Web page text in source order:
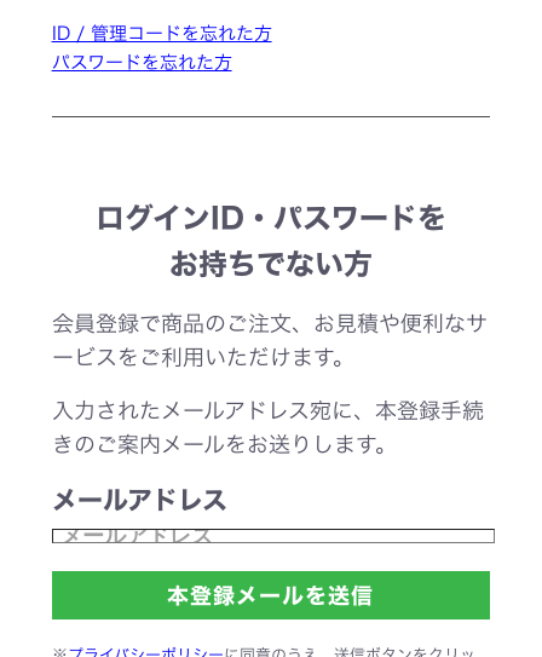
ID / 管理コードを忘れた方
パスワードを忘れた方
ログインID・パスワードを
お持ちでない方
会員登録で商品のご注文、お見積や便利なサ
ービスをご利用いただけます。
入力されたメールアドレス宛に、本登録手続
きのご案内メールをお送りします。
メールアドレス